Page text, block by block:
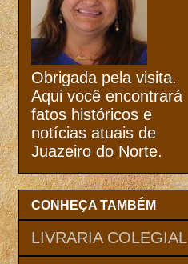
Obrigada pela visita.
Aqui você encontrará
fatos históricos e
notícias atuais de
Juazeiro do Norte.
CONHEÇA TAMBÉM
LIVRARIA COLEGIAL